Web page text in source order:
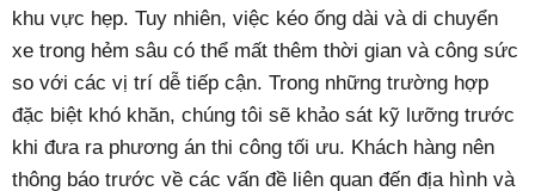
khu vực hẹp. Tuy nhiên, việc kéo ống dài và di chuyển
xe trong hẻm sâu có thể mất thêm thời gian và công sức
so với các vị trí dễ tiếp cận. Trong những trường hợp
đặc biệt khó khăn, chúng tôi sẽ khảo sát kỹ lưỡng trước
khi đưa ra phương án thi công tối ưu. Khách hàng nên
thông báo trước về các vấn đề liên quan đến địa hình và